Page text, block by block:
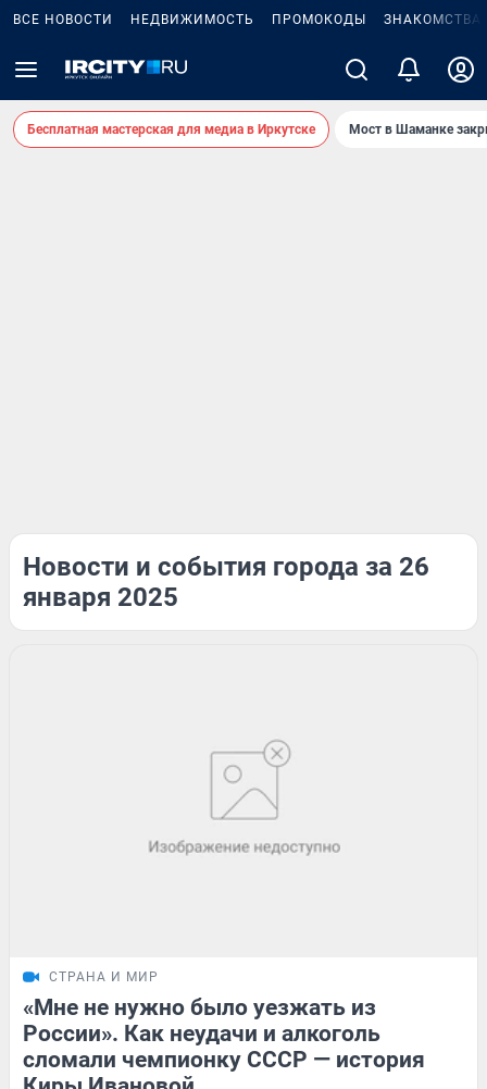
ВСЕ НОВОСТИ НЕДВИЖИМОСТЬ ПРОМОКОДЫ ЗНАКОМСТВА
Бесплатная мастерская для медиа в Иркутске Мост в Шаманке
Новости и события города за 26
января 2025
СТРАНА И МИР
«Мне не нужно было уезжать из
России». Как неудачи и алкоголь
сломали чемпионку СССР — история